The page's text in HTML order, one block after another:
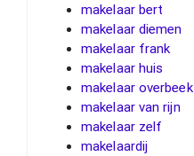
makelaar bert
makelaar diemen
makelaar frank
makelaar huis
makelaar overbeek
makelaar van rijn
makelaar zelf
makelaardij